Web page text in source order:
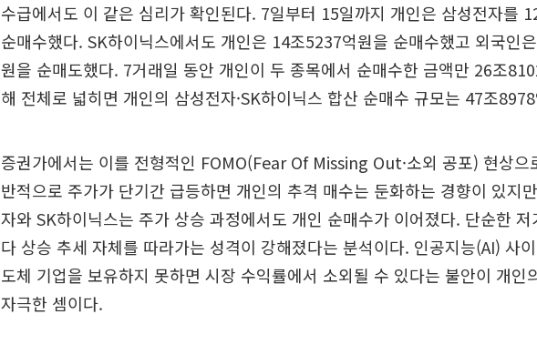
수급에서도 이 같은 심리가 확인된다. 7일부터 15일까지 개인은 삼성전자를
순매수했다. SK하이닉스에서도 개인은 14조5237억원을 순매수했고 외국인
원을 순매도했다. 7거래일 동안 개인이 두 종목에서 순매수한 금액만 26조
해 전체로 넓히면 개인의 삼성전자·SK하이닉스 합산 순매수 규모는 47조
증권가에서는 이를 전형적인 FOMO(Fear Of Missing Out·소외 공포) 현상으
반적으로 주가가 단기간 급등하면 개인의 추격 매수는 둔화하는 경향이 있지
자와 SK하이닉스는 주가 상승 과정에서도 개인 순매수가 이어졌다. 단순한 저
다 상승 추세 자체를 따라가는 성격이 강해졌다는 분석이다. 인공지능(AI) 사
도체 기업을 보유하지 못하면 시장 수익률에서 소외될 수 있다는 불안이 개인
자극한 셈이다.